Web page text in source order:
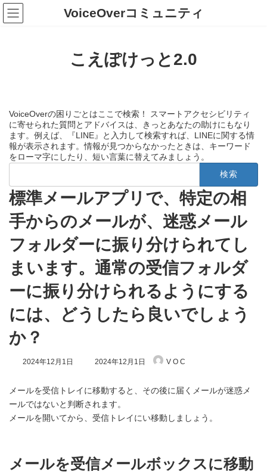
コ
ン
テ
ナ
ビ
ゲ
VoiceOverコミュニティ
こえぽけっと2.0
VoiceOverの困りごとはここで検索！ スマートアクセシビリティ
に寄せられた質問とアドバイスは、きっとあなたの助けにもなり
ます。例えば、『LINE』と入力して検索すれば、LINEに関する情
報が表示されます。情報が見つからなかったときは、キーワード
をローマ字にしたり、短い言葉に替えてみましょう。
検
標準メールアプリで、特定の相
手からのメールが、迷惑メール
フォルダーに振り分けられてし
まいます。通常の受信フォルダ
ーに振り分けられるようにする
には、どうしたら良いでしょう
か？
2024年12月1日
最
新
時
:
2024年12月1日 V O C
メールを受信トレイに移動すると、その後に届くメールが迷惑メ
ールではないと判断されます。
メールを開いてから、受信トレイにい移動しましょう。
メールを受信メールボックスに移動